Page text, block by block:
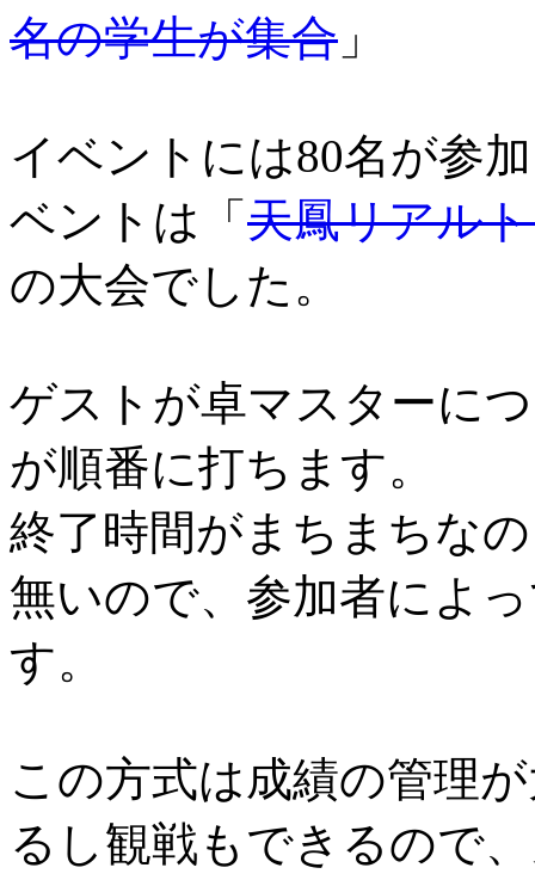
名の学生が集合 」
イベントには80名が参
ベントは「 天鳳リアル
の大会でした。
ゲストが卓マスターに
が順番に打ちます。
終了時間がまちまちな
無いので、参加者によ
す。
この方式は成績の管理
るし観戦もできるので